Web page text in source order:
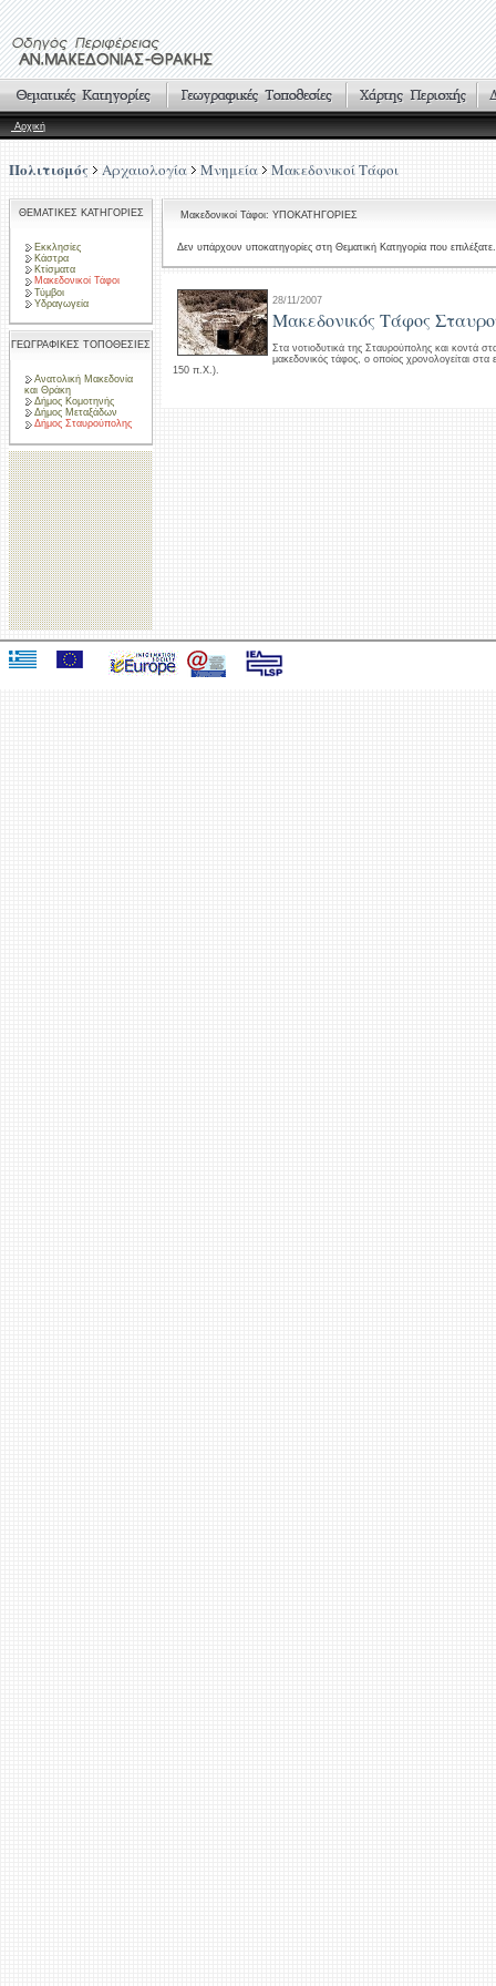
Αρχική
Πολιτισμός Αρχαιολογία Μνημεία Μακεδονικοί Τάφοι
ΘΕΜΑΤΙΚΕΣ ΚΑΤΗΓΟΡΙΕΣ
Εκκλησίες
Κάστρα
Κτίσματα
Μακεδονικοί Τάφοι
Τύμβοι
Υδραγωγεία
ΓΕΩΓΡΑΦΙΚΕΣ ΤΟΠΟΘΕΣΙΕΣ
Ανατολική Μακεδονία
και Θράκη
Δήμος Κομοτηνής
Δήμος Μεταξάδων
Δήμος Σταυρούπολης
Μακεδονικοί Τάφοι: ΥΠΟΚΑΤΗΓΟΡΙΕΣ
Δεν υπάρχουν υποκατηγορίες στη Θεματική Κατηγορία που επιλέξατε.
28/11/2007
Μακεδονικός Τάφος
Στα νοτιοδυτικά της Σταυρούπολης και κοντά
μακεδονικός τάφος, ο οποίος χρονολογείται στα
150 π.Χ.).